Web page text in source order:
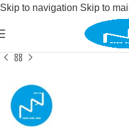
Skip to navigation Skip to
Sonorisation/